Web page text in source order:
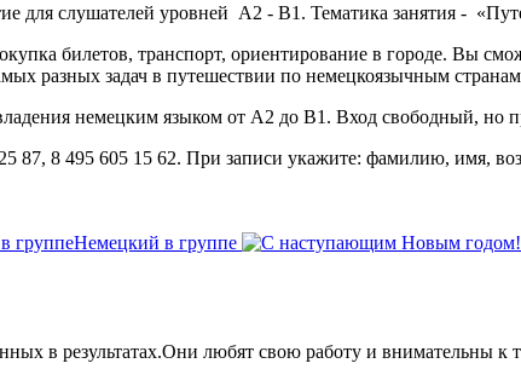
для слушателей уровней А2 - В1. Тематика занятия -
билетов, транспорт, ориентирование в городе. Вы
разных задач в путешествии по немецкоязычным
немецким языком от А2 до В1. Вход свободный, но
87, 8 495 605 15 62. При записи укажите: фамилию, имя,
Немецкий в группе
в результатах.Они любят свою работу и внимательны к